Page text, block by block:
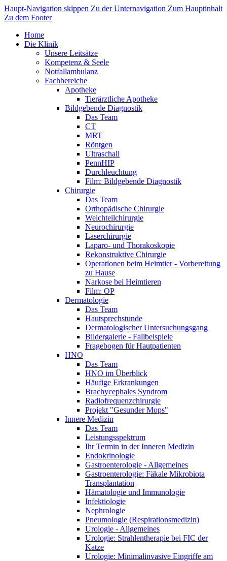
Haupt-Navigation skippen Zu der Unternavigation Zum Hauptinhalt
Zu dem Footer
Home
Die Klinik
Unsere Leitsätze
Kompetenz & Seele
Notfallambulanz
Fachbereiche
Apotheke
Tierärztliche Apotheke
Bildgebende Diagnostik
Das Team
CT
MRT
Röntgen
Ultraschall
PennHIP
Durchleuchtung
Film: Bildgebende Diagnostik
Chirurgie
Das Team
Orthopädische Chirurgie
Weichteilchirurgie
Neurochirurgie
Laserchirurgie
Laparo- und Thorakoskopie
Rekonstruktive Chirurgie
Operationen beim Heimtier - Vorbereitung
zu Hause
Narkose bei Heimtieren
Film: OP
Dermatologie
Das Team
Hautsprechstunde
Dermatologischer Untersuchungsgang
Bildergalerie - Fallbeispiele
Fragebogen für Hautpatienten
HNO
Das Team
HNO im Überblick
Häufige Erkrankungen
Brachycephales Syndrom
Radiofrequenzchirurgie
Projekt "Gesunder Mops"
Innere Medizin
Das Team
Leistungsspektrum
Ihr Termin in der Inneren Medizin
Endokrinologie
Gastroenterologie - Allgemeines
Gastroenterologie: Fäkale Mikrobiota
Transplantation
Hämatologie und Immunologie
Infektiologie
Nephrologie
Pneumologie (Respirationsmedizin)
Urologie - Allgemeines
Urologie: Strahlentherapie bei FIC der
Katze
Urologie: Minimalinvasive Eingriffe am